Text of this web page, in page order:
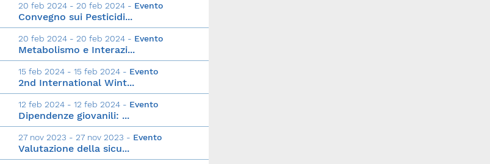
20 feb 2024 - 20 feb 2024 - Evento
Convegno sui Pesticidi...
20 feb 2024 - 20 feb 2024 - Evento
Metabolismo e Interazi...
15 feb 2024 - 15 feb 2024 - Evento
2nd International Wint...
12 feb 2024 - 12 feb 2024 - Evento
Dipendenze giovanili: ...
27 nov 2023 - 27 nov 2023 - Evento
Valutazione della sicu...